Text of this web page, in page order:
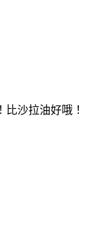
沙拉油好哦！